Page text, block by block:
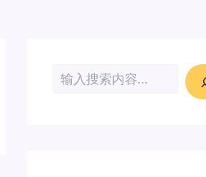
搜索